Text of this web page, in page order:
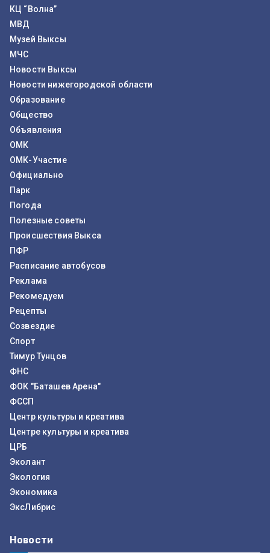
КЦ “Волна”
МВД
Музей Выксы
МЧС
Новости Выксы
Новости нижегородской области
Образование
Общество
Объявления
ОМК
ОМК-Участие
Официально
Парк
Погода
Полезные советы
Происшествия Выкса
ПФР
Расписание автобусов
Реклама
Рекомедуем
Рецепты
Созвездие
Спорт
Тимур Тунцов
ФНС
ФОК "Баташев Арена"
ФССП
Центр культуры и креатива
Центре культуры и креатива
ЦРБ
Эколант
Экология
Экономика
ЭксЛибрис
Новости